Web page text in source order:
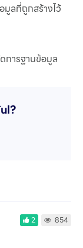
ลที่ถูกสร้างไว้
ารฐานข้อมูล
2 854